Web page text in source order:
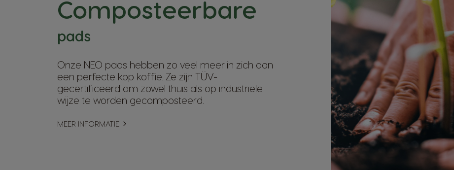
Composteerbare
pads
Onze NEO pads hebben zo veel meer in zich dan
een perfecte kop koffie. Ze zijn TÜV-
gecertificeerd om zowel thuis als op industriële
wijze te worden gecomposteerd.
MEER INFORMATIE